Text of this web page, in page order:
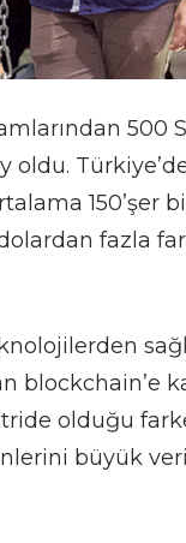
500
oldu.
150’şer
fazla
blockchain’e
olduğu
büyük